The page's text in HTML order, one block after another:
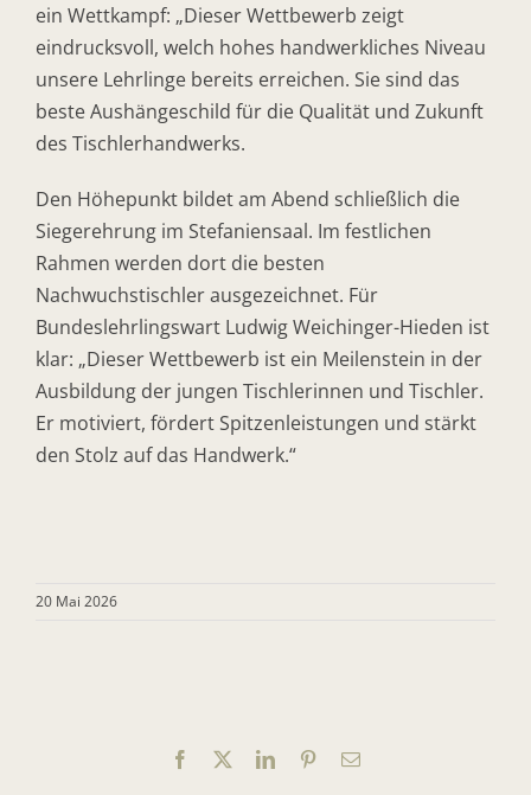
ein Wettkampf: „Dieser Wettbewerb zeigt
eindrucksvoll, welch hohes handwerkliches Niveau
unsere Lehrlinge bereits erreichen. Sie sind das
beste Aushängeschild für die Qualität und Zukunft
des Tischlerhandwerks.
Den Höhepunkt bildet am Abend schließlich die
Siegerehrung im Stefaniensaal. Im festlichen
Rahmen werden dort die besten
Nachwuchstischler ausgezeichnet. Für
Bundeslehrlingswart Ludwig Weichinger-Hieden ist
klar: „Dieser Wettbewerb ist ein Meilenstein in der
Ausbildung der jungen Tischlerinnen und Tischler.
Er motiviert, fördert Spitzenleistungen und stärkt
den Stolz auf das Handwerk.“
20 Mai 2026
Facebook LinkedInPinterest
E-